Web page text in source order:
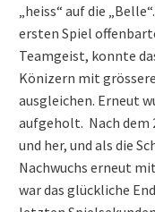
„heiss“ auf die
ersten Spiel
Teamgeist, konnte
Könizern mit
ausgleichen. Erneut
aufgeholt. Nach dem
und her, und als die
Nachwuchs erneut
war das glückliche